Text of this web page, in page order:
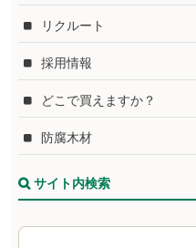
リクルート
採用情報
どこで買えますか？
防腐木材
サイト内検索